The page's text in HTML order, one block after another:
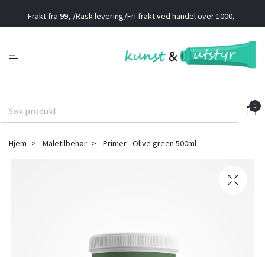
Frakt fra 99,-/Rask levering/Fri frakt ved handel over 1000,-
0
Hjem Maletilbehør Primer - Olive green 500ml